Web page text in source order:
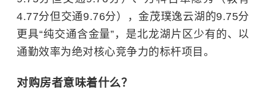
4.77分但交通9.76分），金茂璞逸云湖的9.75分
更具“纯交通含金量”，是北龙湖片区少有的、以
通勤效率为绝对核心竞争力的标杆项目。
对购房者意味着什么？